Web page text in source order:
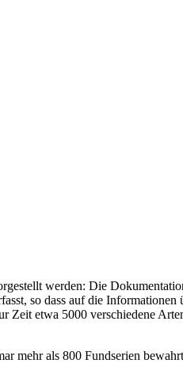
werden: Die
so dass auf die Informationen
Zeit etwa 5000 verschiedene
mehr als 800 Fundserien